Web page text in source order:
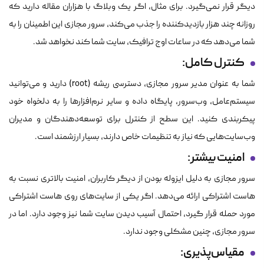
دیگر قرار نمی‌گیرد. برای مثال، اگر یک وبلاگ با هزاران مقاله دارید که
روزانه چند هزار بازدیدکننده را جذب می‌کند، سرور مجازی این اطمینان را به
شما می‌دهد که در ساعات اوج ترافیک، سایت شما کند نخواهد شد.
کنترل کامل:
شما به عنوان مدیر سرور مجازی، دسترسی ریشه (root) دارید و می‌توانید
سیستم‌عامل، وب‌سرور، پایگاه داده و سایر نرم‌افزارها را به دلخواه خود
پیکربندی کنید. این سطح از کنترل برای توسعه‌دهندگان و مدیران
وب‌سایت‌هایی که نیاز به تنظیمات خاص دارند، بسیار ارزشمند است.
امنیت بیشتر:
سرور مجازی به دلیل ایزوله بودن از دیگر کاربران، امنیت بالاتری نسبت به
هاست اشتراکی ارائه می‌دهد. اگر یکی از سایت‌های روی هاست اشتراکی
مورد حمله قرار گیرد، احتمال آسیب دیدن سایت شما نیز وجود دارد. اما در
سرور مجازی، چنین مشکلی وجود ندارد.
مقیاس‌پذیری: